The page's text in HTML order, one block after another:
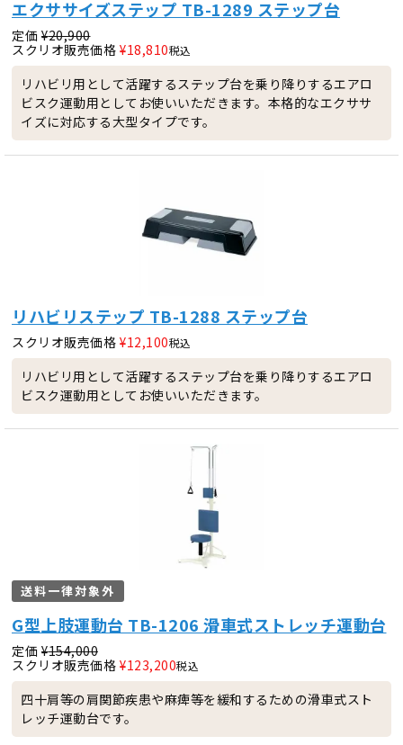
エクササイズステップ TB-1289 ステップ台
定価 ¥20,900
スクリオ販売価格 ¥18,810税込
リハビリ用として活躍するステップ台を乗り降りするエアロ
ビスク運動用としてお使いいただきます。本格的なエクササ
イズに対応する大型タイプです。
リハビリステップ TB-1288 ステップ台
スクリオ販売価格 ¥12,100税込
リハビリ用として活躍するステップ台を乗り降りするエアロ
ビスク運動用としてお使いいただきます。
送料一律対象外
G型上肢運動台 TB-1206 滑車式ストレッチ運動台
定価 ¥154,000
スクリオ販売価格 ¥123,200税込
四十肩等の肩関節疾患や麻痺等を緩和するための滑車式スト
レッチ運動台です。